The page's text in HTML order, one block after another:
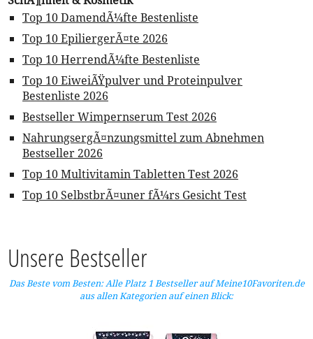
Top 10 DamendÃ¼fte Bestenliste
Top 10 EpiliergerÃ¤te 2026
Top 10 HerrendÃ¼fte Bestenliste
Top 10 EiweiÃŸpulver und Proteinpulver
Bestenliste 2026
Bestseller Wimpernserum Test 2026
NahrungsergÃ¤nzungsmittel zum Abnehmen
Bestseller 2026
Top 10 Multivitamin Tabletten Test 2026
Top 10 SelbstbrÃ¤uner fÃ¼rs Gesicht Test
Unsere Bestseller
Das Beste vom Besten: Alle Platz 1 Bestseller auf Meine10Favoriten.de
aus allen Kategorien auf einen Blick: